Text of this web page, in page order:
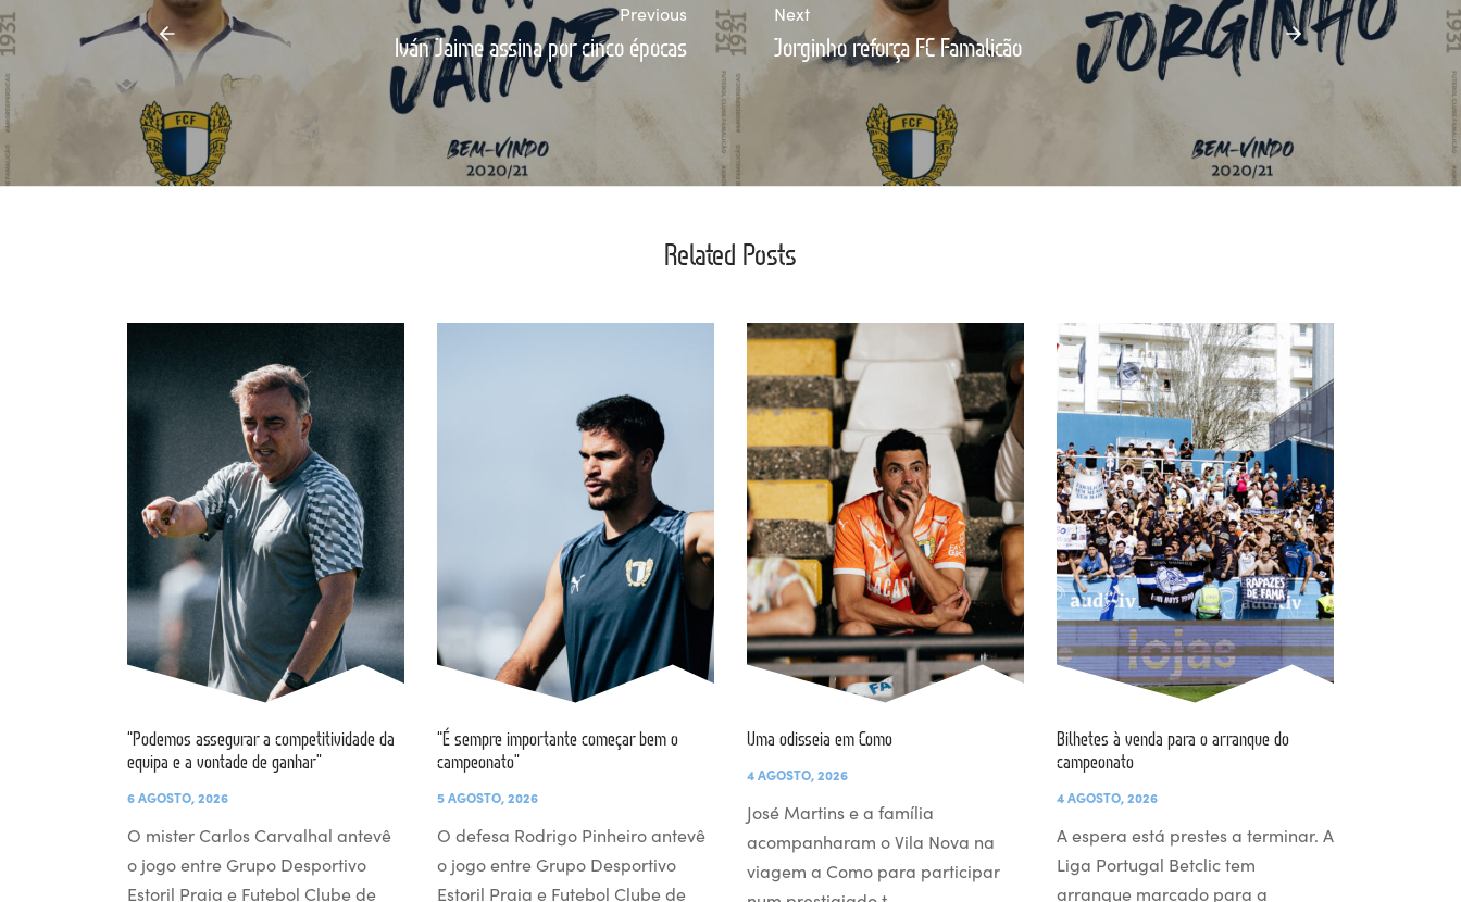
Previous
Iván Jaime assina por cinco épocas
Next
Jorginho reforça FC Famalicão
Related Posts
“Podemos assegurar a competitividade da
equipa e a vontade de ganhar”
6 AGOSTO, 2026
O mister Carlos Carvalhal antevê
o jogo entre Grupo Desportivo
Estoril Praia e Futebol Clube de
“É sempre importante começar bem o
campeonato”
5 AGOSTO, 2026
O defesa Rodrigo Pinheiro antevê
o jogo entre Grupo Desportivo
Estoril Praia e Futebol Clube de
Uma odisseia em Como
4 AGOSTO, 2026
José Martins e a família
acompanharam o Vila Nova na
viagem a Como para participar
Bilhetes à venda para o arranque do
campeonato
4 AGOSTO, 2026
A espera está prestes a terminar. A
Liga Portugal Betclic tem
arranque marcado para a